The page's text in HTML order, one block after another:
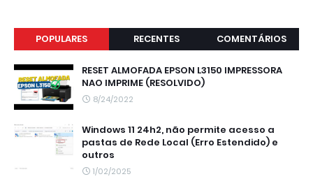
POPULARES RECENTES COMENTÁRIOS
RESET ALMOFADA EPSON L3150 IMPRESSORA
NAO IMPRIME (RESOLVIDO)
8/24/2022
Windows 11 24h2, não permite acesso a
pastas de Rede Local (Erro Estendido) e
outros
1/02/2025